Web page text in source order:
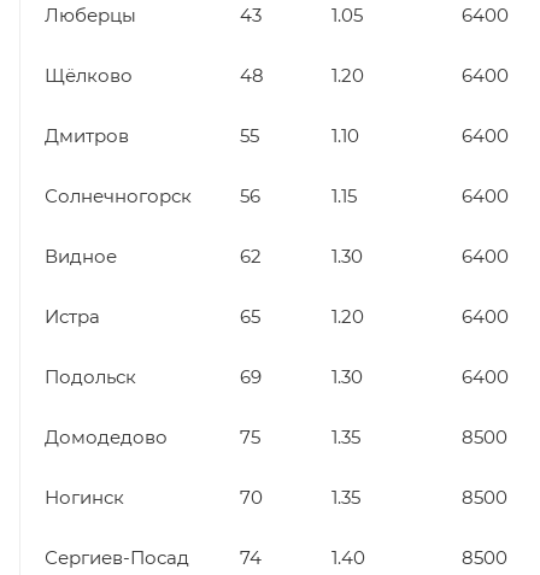
Люберцы 43 1.05 6400
Щёлково 48 1.20 6400
Дмитров 55 1.10 6400
Солнечногорск 56 1.15 6400
Видное 62 1.30 6400
Истра 65 1.20 6400
Подольск 69 1.30 6400
Домодедово 75 1.35 8500
Ногинск 70 1.35 8500
Сергиев-Посад 74 1.40 8500